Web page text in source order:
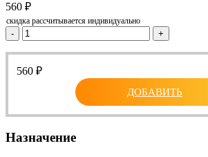
560 ₽
скидка рассчитывается индивидуально
- +
560 ₽
ДОБАВИТЬ
Назначение